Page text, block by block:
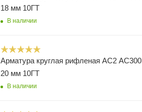
18 мм 10ГТ
В наличии
Арматура круглая рифленая АС2 АС300
20 мм 10ГТ
В наличии